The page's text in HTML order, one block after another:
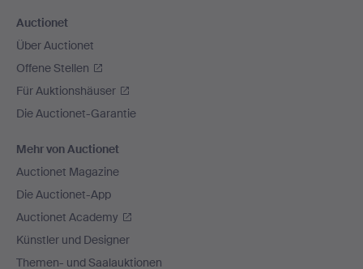
Auctionet
Über Auctionet
Offene Stellen
Für Auktionshäuser
Die Auctionet-Garantie
Mehr von Auctionet
Auctionet Magazine
Die Auctionet-App
Auctionet Academy
Künstler und Designer
Themen- und Saalauktionen